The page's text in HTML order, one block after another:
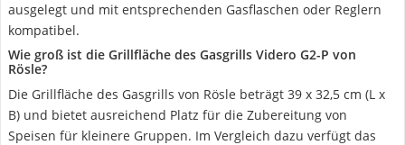
ausgelegt und mit entsprechenden Gasflaschen oder Reglern
kompatibel.
Wie groß ist die Grillfläche des Gasgrills Videro G2-P von
Rösle?
Die Grillfläche des Gasgrills von Rösle beträgt 39 x 32,5 cm (L x
B) und bietet ausreichend Platz für die Zubereitung von
Speisen für kleinere Gruppen. Im Vergleich dazu verfügt das